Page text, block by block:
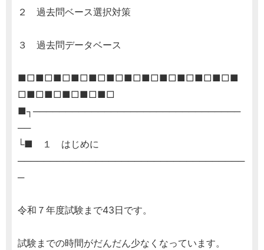
２ 過去問ベース選択対策
３ 過去問データベース
■□■□■□■□■□■□■□■□■□■□■□■□■
□■□■□■□■□■□
■┐────────────────────────────────
──
└■ １ はじめに
───────────────────────────────────
─
令和７年度試験まで43日です。
試験までの時間がだんだん少なくなっています。